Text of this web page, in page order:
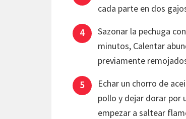
cada parte en dos
Sazonar la pechuga
minutos, Calentar
previamente
Echar un chorro de
pollo y dejar dorar por
empezar a saltear